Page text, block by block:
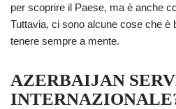
per scoprire il Paese, ma è anche
Tuttavia, ci sono alcune cose che è
tenere sempre a mente.
AZERBAIJAN